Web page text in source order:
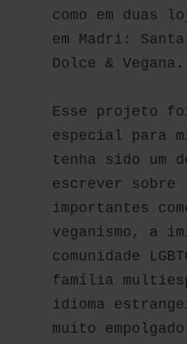
como em duas
em Madri:
Dolce & Vegana.
Esse projeto
especial para
tenha sido um
escrever sobre
importantes
veganismo, a
comunidade
família
idioma
muito